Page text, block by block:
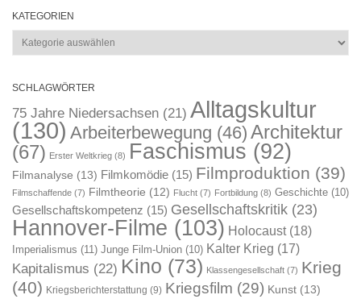
KATEGORIEN
Kategorien
SCHLAGWÖRTER
75 Jahre Niedersachsen (21) Alltagskultur
(130) Arbeiterbewegung (46) Architektur
(67) Erster Weltkrieg (8) Faschismus (92)
Filmanalyse (13) Filmkomödie (15) Filmproduktion (39)
Filmschaffende (7) Filmtheorie (12) Flucht (7) Fortbildung (8) Geschichte (10)
Gesellschaftskompetenz (15) Gesellschaftskritik (23)
Hannover-Filme (103) Holocaust(18)
Imperialismus (11) Junge Film-Union (10) Kalter Krieg (17)
Kapitalismus (22) Kino (73) Klassengesellschaft (7) Krieg
(40) Kriegsberichterstattung (9) Kriegsfilm (29) Kunst (13)